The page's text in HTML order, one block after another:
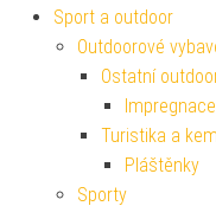
Sport a outdoor
Outdoorové
Ostatní
Turistika a
Pláštěnky
Sporty